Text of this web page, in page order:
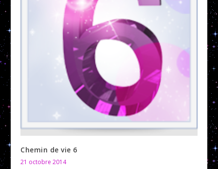
Chemin de vie 6
21 octobre 2014